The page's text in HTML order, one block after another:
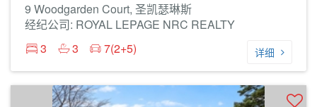
9 Woodgarden Court, 圣凯瑟琳斯
经纪公司: ROYAL LEPAGE NRC REALTY
3
3 7(2+5) 详细